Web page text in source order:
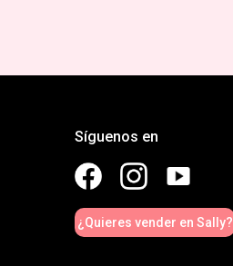
Síguenos en
¿Quieres vender en Sally?